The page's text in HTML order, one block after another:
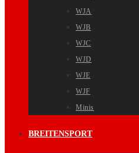
WJA
WJB
WJC
WJD
WJE
WJF
Minis
BREITENSPORT